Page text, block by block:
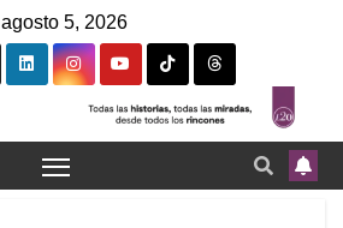
agosto 5, 2026